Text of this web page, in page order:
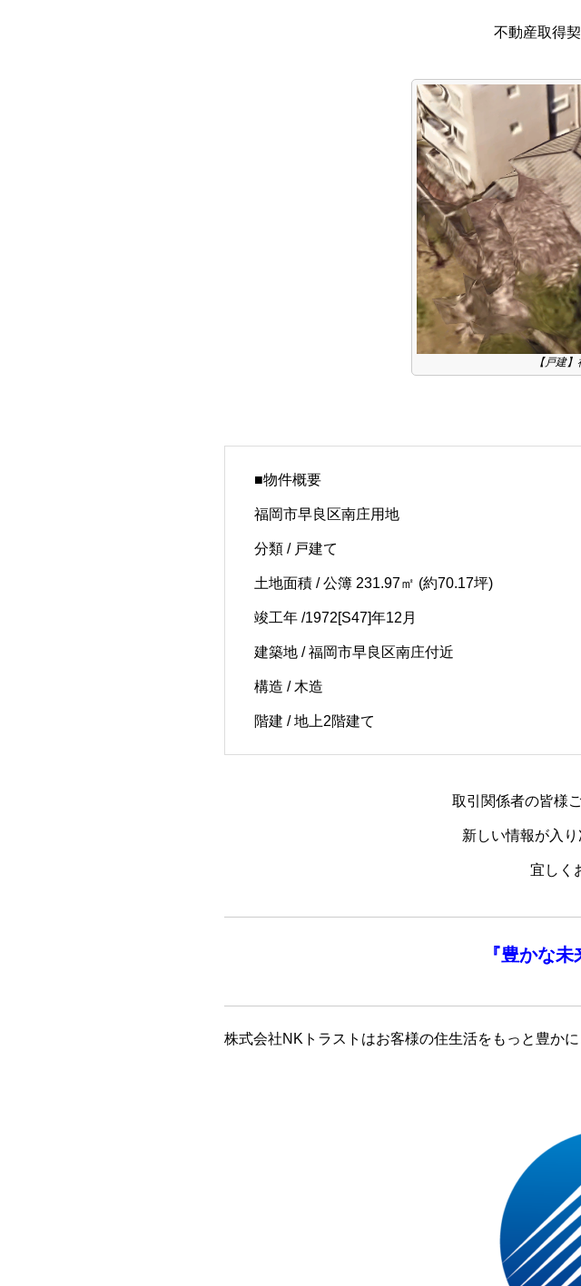
不動産取得
【戸建
■物件概要
福岡市早良区南庄用地
分類 / 戸建て
土地面積 / 公簿 231.97㎡ (約70.17坪)
竣工年 /1972[S47]年12月
建築地 / 福岡市早良区南庄付近
構造 / 木造
階建 / 地上2階建て
取引関係者の皆様
新しい情報が入
宜しく
『豊かな未
株式会社NKトラストはお客様の住生活をもっと豊か